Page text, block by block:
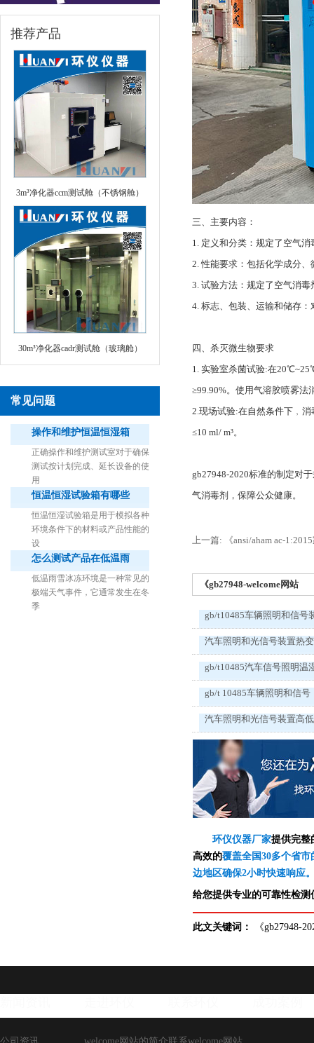
推荐产品
3m³净化器ccm测试舱（不锈钢舱）
30m³净化器cadr测试舱（玻璃舱）
常见问题
操作和维护恒温恒湿箱
正确操作和维护测试室对于确保
测试按计划完成、延长设备的使
用
恒温恒湿试验箱有哪些
恒温恒湿试验箱是用于模拟各种
环境条件下的材料或产品性能的
设
怎么测试产品在低温雨
低温雨雪冰冻环境是一种常见的
极端天气事件，它通常发生在冬
季
三、主要内容：
1. 定义和分类：规定了空气
2. 性能要求：包括化学成分
3. 试验方法：规定了空气消
4. 标志、包装、运输和储存
四、杀灭微生物要求
1. 实验室杀菌试验:在
≥99.90%。使用气溶胶喷雾法
2.现场试验:在自然条件下﹐
≤10 ml/ m³。
gb27948-2020标准的制定对
气消毒剂，保障公众健康。
上一篇: 《ansi/aham ac-
《gb27948-welcome网站
gb/t10485车辆照明和信号
汽车照明和光信号装置热
gb/t10485汽车信号照明温
gb/t 10485车辆照明和信号
汽车照明和光信号装置高
环仪仪器厂家提供完整
高效的覆盖全国30多个省
边地区确保2小时快速响应
给您提供专业的可靠性检测
此文关键词： 《gb27948-